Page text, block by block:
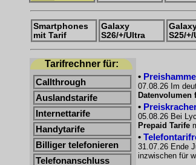
Smartphones
mit Tarif
Galaxy
S26/+/Ultra
S25/
Tarifrechner für:
Callthrough
Auslandstarife
Internettarife
Handytarife
Billiger telefonieren
Telefonanschluss
•
07.08.26 Im
Datenvolumen
•
05.08.26 Bei
Prepaid Tarife
•
31.07.26 Ende
inzwischen für